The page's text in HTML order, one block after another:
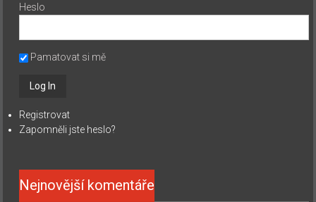
Heslo
Pamatovat si mě
Registrovat
Zapomněli jste heslo?
Nejnovější komentáře